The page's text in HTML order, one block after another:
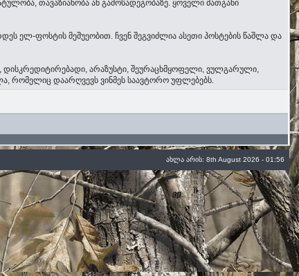
თავაზიანობა ან გამოსადეგობაზე. ყოველი მათგანი
ელ-ფოსტის მეშუეობით. ჩვენ შეგვიძლია ასეთი პოსტების წაშლა და
დისკრედიტირებადი, არაზუსტი, შეურაცხმყოფელი, ვულგარული,
რომელიც დაარღვევს ვინმეს საავტორო უფლებებს.
ახლა არის: 8th August 2026 - 01:56